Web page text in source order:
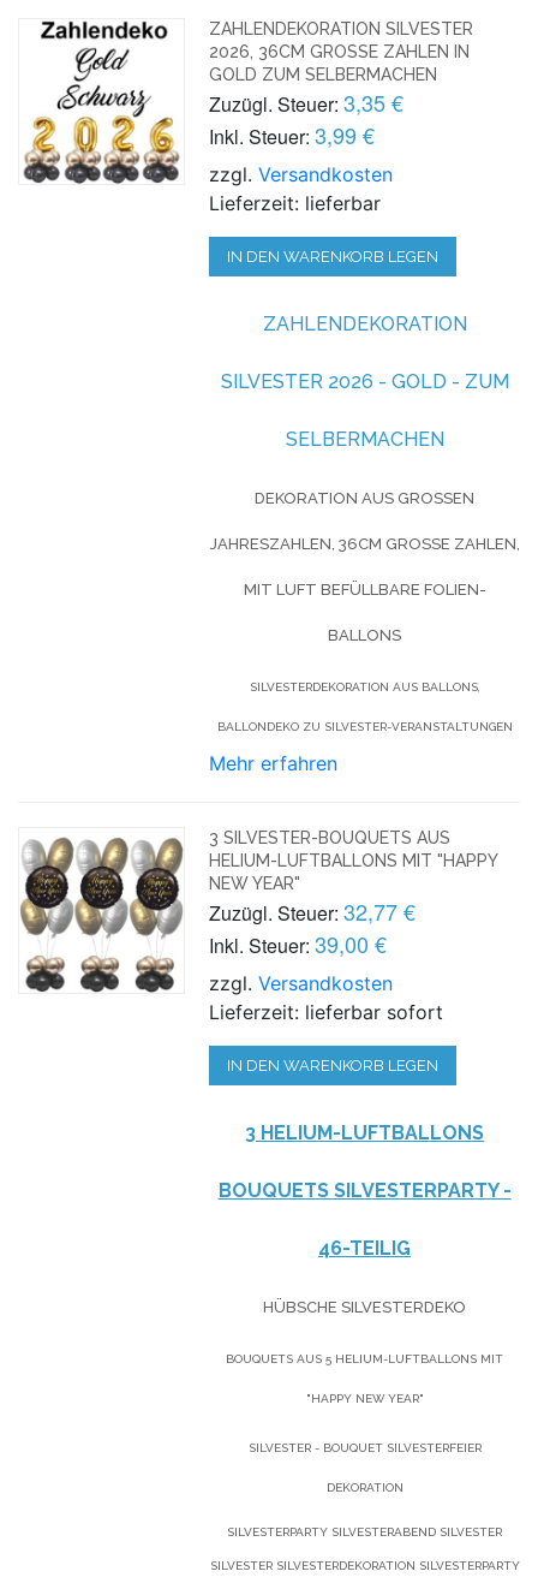
ZAHLENDEKORATION SILVESTER
2026, 36CM GROSSE ZAHLEN IN G
OLD ZUM SELBERMACHEN
Zuzügl. Steuer: 3,35 €
Inkl. Steuer: 3,99 €
zzgl.Versandkosten
Lieferzeit: lieferbar
IN DEN WARENKORB LEGEN
ZAHLENDEKORATION
SILVESTER 2026 - GOLD - ZUM
SELBERMACHEN
DEKORATION AUS GROSSEN J
AHRESZAHLEN, 36CM GROSSE ZAHLEN, M
IT LUFT BEFÜLLBARE FOLIEN-B
ALLONS
SILVESTERDEKORATION AUS BALLONS,
BALLONDEKO ZU SILVESTER-VERANSTALTUNGEN
Mehr erfahren
3 SILVESTER-BOUQUETS AUS
HELIUM-LUFTBALLONS MIT "HAPPY
NEW YEAR"
Zuzügl. Steuer: 32,77 €
Inkl. Steuer: 39,00 €
zzgl.Versandkosten
Lieferzeit: lieferbar sofort
IN DEN WARENKORB LEGEN
3 HELIUM-LUFTBALLONS
BOUQUETS SILVESTERPARTY -
46-TEILIG
HÜBSCHE SILVESTERDEKO
BOUQUETS AUS 5 HELIUM-LUFTBALLONS MIT
"HAPPY NEW YEAR"
SILVESTER - BOUQUET SILVESTERFEIER
DEKORATION
SILVESTERPARTY SILVESTERABEND SILVESTER
SILVESTER SILVESTERDEKORATION SILVESTERPARTY